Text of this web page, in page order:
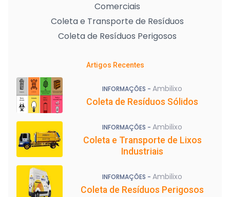
Comerciais
Coleta e Transporte de Resíduos
Coleta de Resíduos Perigosos
Artigos Recentes
INFORMAÇÕES - Ambilixo
Coleta de Resíduos Sólidos
INFORMAÇÕES - Ambilixo
Coleta e Transporte de Lixos
Industriais
INFORMAÇÕES - Ambilixo
Coleta de Resíduos Perigosos